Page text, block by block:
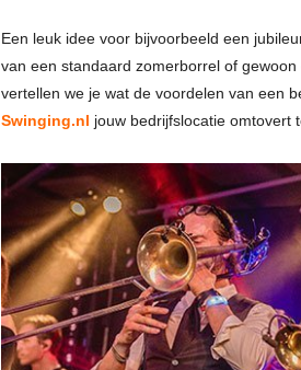
Een leuk idee voor bijvoorbeeld een
van een standaard zomerborrel of
vertellen we je wat de voordelen van een
Swinging.nl jouw bedrijfslocatie omtovert